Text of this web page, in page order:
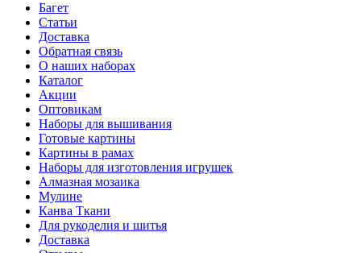
Багет
Статьи
Доставка
Обратная связь
О наших наборах
Каталог
Акции
Оптовикам
Наборы для вышивания
Готовые картины
Картины в рамах
Наборы для изготовления игрушек
Алмазная мозаика
Мулине
Канва Ткани
Для рукоделия и шитья
Доставка